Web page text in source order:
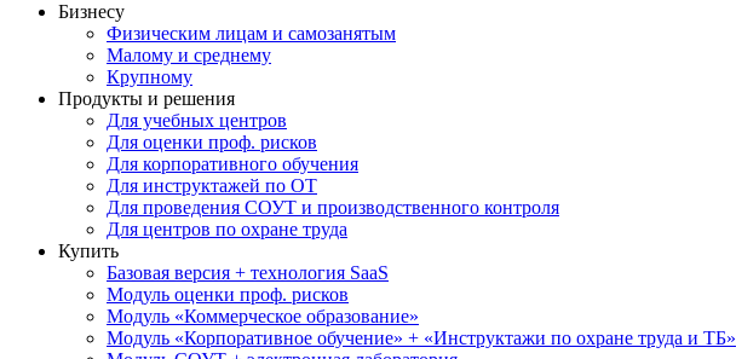
Бизнесу
Физическим лицам и самозанятым
Малому и среднему
Крупному
Продукты и решения
Для учебных центров
Для оценки проф. рисков
Для корпоративного обучения
Для инструктажей по ОТ
Для проведения СОУТ и производственного контроля
Для центров по охране труда
Купить
Базовая версия + технология SaaS
Модуль оценки проф. рисков
Модуль «Коммерческое образование»
Модуль «Корпоративное обучение» + «Инструктажи по охране труда и ТБ»